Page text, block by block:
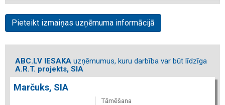
Pieteikt izmaiņas uzņēmuma informācijā
ABC.LV IESAKA uzņēmumus, kuru darbība var būt līdzīga
A.R.T. projekts, SIA
Marčuks, SIA
Tāmēšana